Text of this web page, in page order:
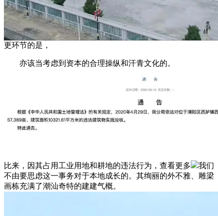
更环节的是，
亦该当考虑到资本的合理操纵和汗青文化的。
比来，因其占用工业用地和耕地的违法行为，查看更多
我们
不由要思虑这一事务对于本地成长的。其绚丽的外不雅、雕梁
画栋充满了潮汕奇特的建建气概。